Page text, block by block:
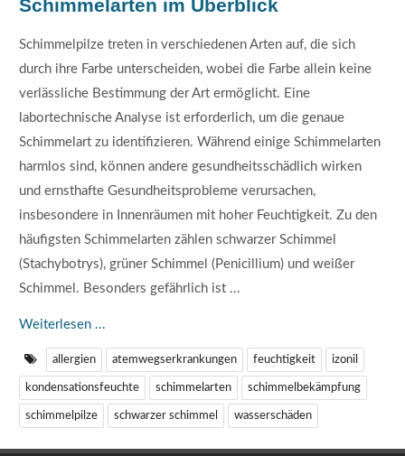
Schimmelarten im Überblick
Schimmelpilze treten in verschiedenen Arten auf, die sich
durch ihre Farbe unterscheiden, wobei die Farbe allein keine
verlässliche Bestimmung der Art ermöglicht. Eine
labortechnische Analyse ist erforderlich, um die genaue
Schimmelart zu identifizieren. Während einige Schimmelarten
harmlos sind, können andere gesundheitsschädlich wirken
und ernsthafte Gesundheitsprobleme verursachen,
insbesondere in Innenräumen mit hoher Feuchtigkeit. Zu den
häufigsten Schimmelarten zählen schwarzer Schimmel
(Stachybotrys), grüner Schimmel (Penicillium) und weißer
Schimmel. Besonders gefährlich ist ...
Weiterlesen ...
allergien atemwegserkrankungen feuchtigkeit izonil
kondensationsfeuchte schimmelarten schimmelbekämpfung
schimmelpilze schwarzer schimmel wasserschäden